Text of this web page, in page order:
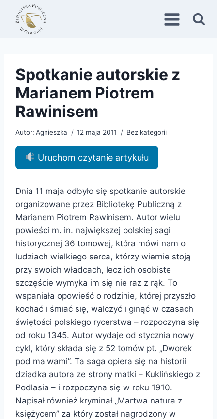
Przejdź
treści
Spotkanie autorskie z
Marianem Piotrem
Rawinisem
Autor: Agnieszka 12 maja 2011 Bez kategorii
Uruchom czytanie artykułu
Dnia 11 maja odbyło się spotkanie autorskie
organizowane przez Bibliotekę Publiczną z
Marianem Piotrem Rawinisem. Autor wielu
powieści m. in. największej polskiej sagi
historycznej 36 tomowej, która mówi nam o
ludziach wielkiego serca, którzy wiernie stoją
przy swoich władcach, lecz ich osobiste
szczęście wymyka im się nie raz z rąk. To
wspaniała opowieść o rodzinie, której przyszło
kochać i śmiać się, walczyć i ginąć w czasach
świętości polskiego rycerstwa – rozpoczyna się
od roku 1345. Autor wydaje od stycznia nowy
cykl, który składa się z 52 tomów pt. „Dworek
pod malwami”. Ta saga opiera się na historii
dziadka autora ze strony matki – Kuklińskiego z
Podlasia – i rozpoczyna się w roku 1910.
Napisał również kryminał „Martwa natura z
księżycem” za który został nagrodzony w